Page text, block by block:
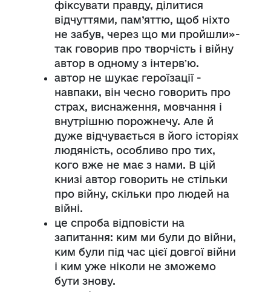
фіксувати правду, ділитися
відчуттями, пам’яттю, щоб ніхто
не забув, через що ми пройшли»-
так говорив про творчість і війну
автор в одному з інтервʼю.
автор не шукає героїзації -
навпаки, він чесно говорить про
страх, виснаження, мовчання і
внутрішню порожнечу. Але й
дуже відчувається в його історіях
людяність, особливо про тих,
кого вже не має з нами. В цій
книзі автор говорить не стільки
про війну, скільки про людей на
війні.
це спроба відповісти на
запитання: ким ми були до війни,
ким були під час цієї довгої війни
і ким уже ніколи не зможемо
бути знову.